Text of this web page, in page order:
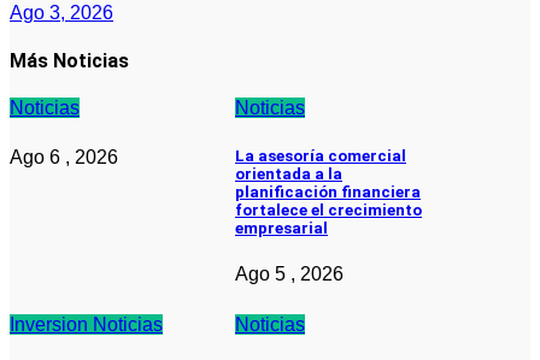
Ago 3, 2026
Más Noticias
Noticias
Ago 6 , 2026
Noticias
La asesoría comercial
orientada a la
planificación financiera
fortalece el crecimiento
empresarial
Ago 5 , 2026
Inversion Noticias Noticias